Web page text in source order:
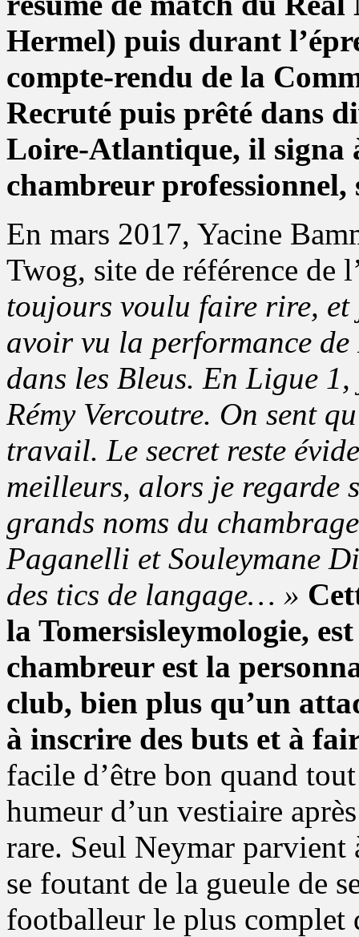
Hermel) puis durant
compte-rendu de la
Recruté puis prêté dans
Loire-Atlantique, il signa
chambreur professionnel,
En mars 2017, Yacine
Twog, site de référence de
toujours voulu faire rire, et
avoir vu la performance de
dans les Bleus. En Ligue
Rémy Vercoutre. On sent
travail. Le secret reste
meilleurs, alors je regarde
grands noms du
Paganelli et Souleymane
des tics de langage… »
la Tomersisleymologie,
chambreur est la
club, bien plus qu’un
à inscrire des buts et à
facile d’être bon quand
humeur d’un vestiaire
rare. Seul Neymar
se foutant de la gueule de
footballeur le plus complet